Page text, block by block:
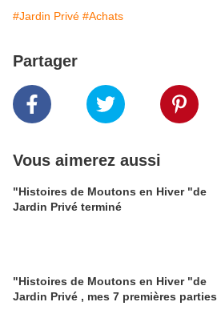
#Jardin Privé #Achats
Partager
Vous aimerez aussi
"Histoires de Moutons en Hiver "de
Jardin Privé terminé
"Histoires de Moutons en Hiver "de
Jardin Privé , mes 7 premières parties